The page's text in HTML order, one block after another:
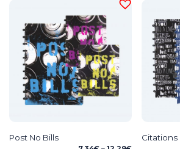
Post No Bills Citations